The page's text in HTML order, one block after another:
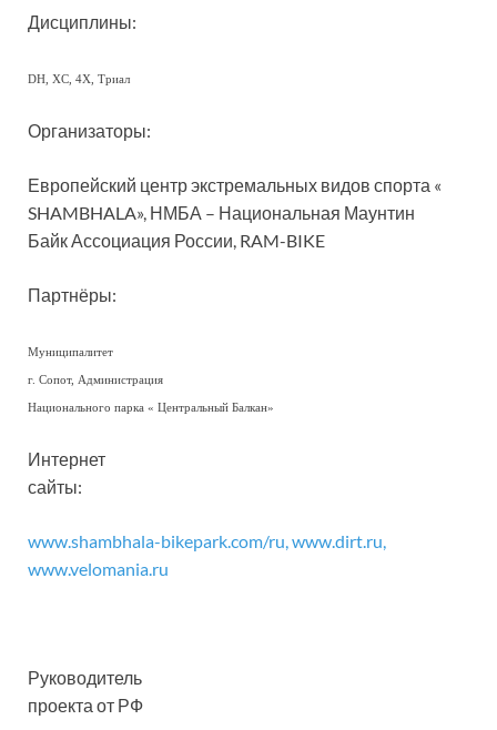
Дисциплины:
DH, XC, 4X, Триал
Организаторы:
Европейский центр экстремальных видов спорта «
SHAMBHALA», НМБА – Национальная Маунтин
Байк Ассоциация России, RAM-BIKE
Партнёры:
Муниципалитет
г. Сопот, Администрация
Национального парка « Центральный Балкан»
Интернет
сайты:
www.shambhala-bikepark.com/ru, www.dirt.ru,
www.velomania.ru
Руководитель
проекта от РФ